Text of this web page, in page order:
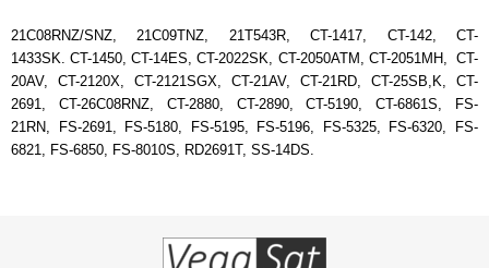
21C08RNZ/SNZ, 21C09TNZ, 21T543R, CT-1417, CT-142, CT-
1433SK. CT-1450, CT-14ES, CT-2022SK, CT-2050ATM, CT-2051MH, CT-
20AV, CT-2120X, CT-2121SGX, CT-21AV, CT-21RD, CT-25SB,K, CT-
2691, CT-26C08RNZ, CT-2880, CT-2890, CT-5190, CT-6861S, FS-
21RN, FS-2691, FS-5180, FS-5195, FS-5196, FS-5325, FS-6320, FS-
6821, FS-6850, FS-8010S, RD2691T, SS-14DS.